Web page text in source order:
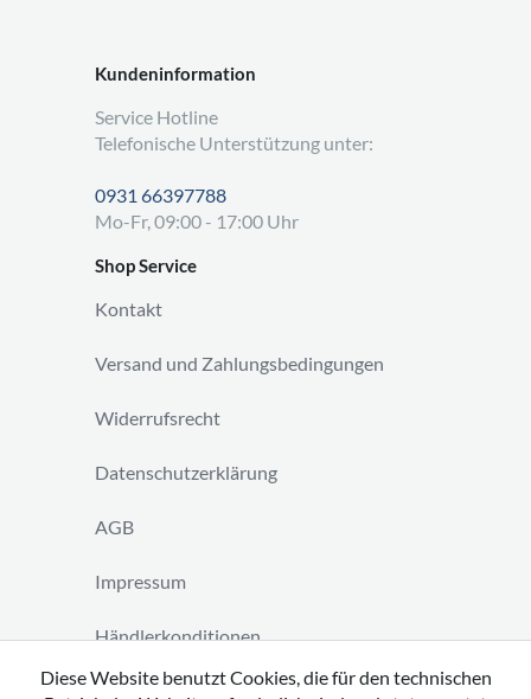
Kundeninformation
Service Hotline
Telefonische Unterstützung unter:
0931 66397788
Mo-Fr, 09:00 - 17:00 Uhr
Shop Service
Kontakt
Versand und Zahlungsbedingungen
Widerrufsrecht
Datenschutzerklärung
AGB
Impressum
Händlerkonditionen
Vertrag widerrufen
Diese Website benutzt Cookies, die für den technischen